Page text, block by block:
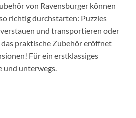
von Ravensburger können
richtig durchstarten: Puzzles
und transportieren oder
praktische Zubehör eröffnet
Für ein erstklassiges
und unterwegs.